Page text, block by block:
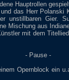
Hauptrollen
das Herr
Gier.
Mischung aus
mit dem
- Pause -
Opernblock ein